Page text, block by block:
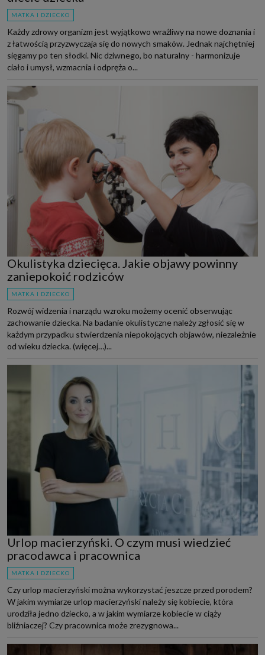
MATKA I DZIECKO
Każdy zdrowy organizm jest wyjątkowo wrażliwy na nowe doznania i
z łatwością przyzwyczaja się do nowych smaków. Jednak najchętniej
sięgamy po ten słodki. Nic dziwnego, bo naturalny - harmonizuje
ciało i umysł, wzmacnia i odpręża o...
Okulistyka dziecięca. Jakie objawy powinny
zaniepokoić rodziców
MATKA I DZIECKO
Rozwój widzenia i narządu wzroku możemy ocenić obserwując
zachowanie dziecka. Na badanie okulistyczne należy zgłosić się w
każdym przypadku stwierdzenia niepokojących objawów, niezależnie
od wieku dziecka. (więcej…)...
Urlop macierzyński. O czym musi wiedzieć
pracodawca i pracownica
MATKA I DZIECKO
Czy urlop macierzyński można wykorzystać jeszcze przed porodem?
W jakim wymiarze urlop macierzyński należy się kobiecie, która
urodziła jedno dziecko, a w jakim wymiarze kobiecie w ciąży
bliźniaczej? Czy pracownica może zrezygnowa...